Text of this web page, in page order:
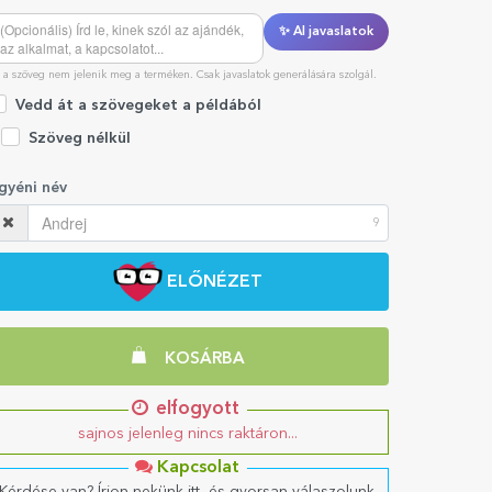
✨ AI javaslatok
a szöveg nem jelenik meg a terméken. Csak javaslatok generálására szolgál.
Vedd át a szövegeket a példából
Szöveg nélkül
név
9
ELŐNÉZET
KOSÁRBA
elfogyott
sajnos jelenleg nincs raktáron...
Kapcsolat